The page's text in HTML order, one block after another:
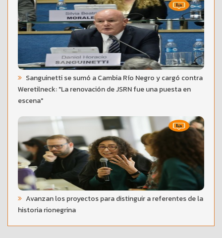
Sanguinetti se sumó a Cambia Río Negro y cargó contra
Weretilneck: "La renovación de JSRN fue una puesta en
escena"
Avanzan los proyectos para distinguir a referentes de la
historia rionegrina